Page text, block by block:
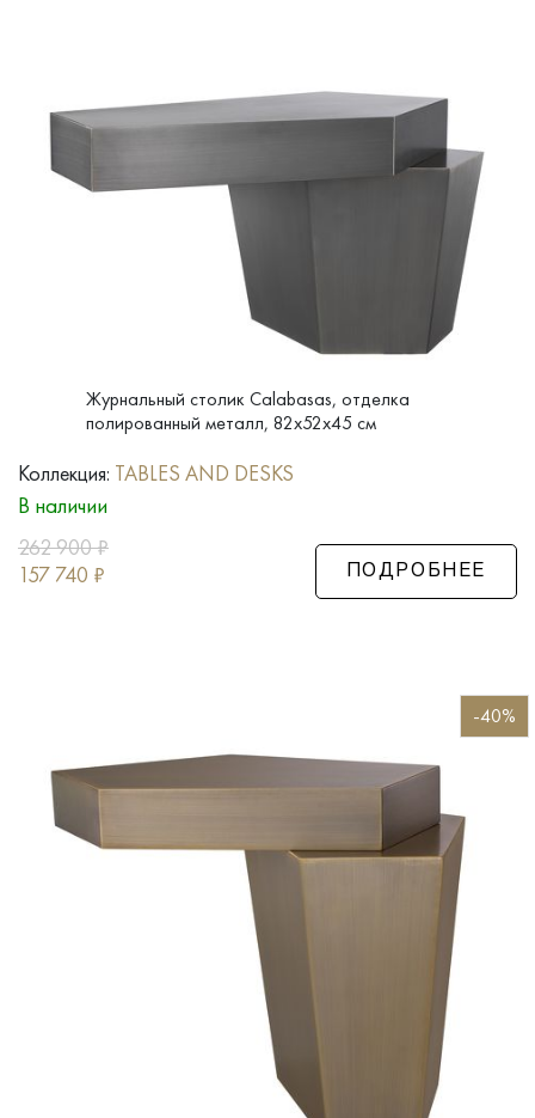
Журнальный столик Calabasas, отделка
полированный металл, 82x52x45 см
Коллекция: TABLES AND DESKS
В наличии
262 900₽
157 740 ₽ ПОДРОБНЕЕ
-40%